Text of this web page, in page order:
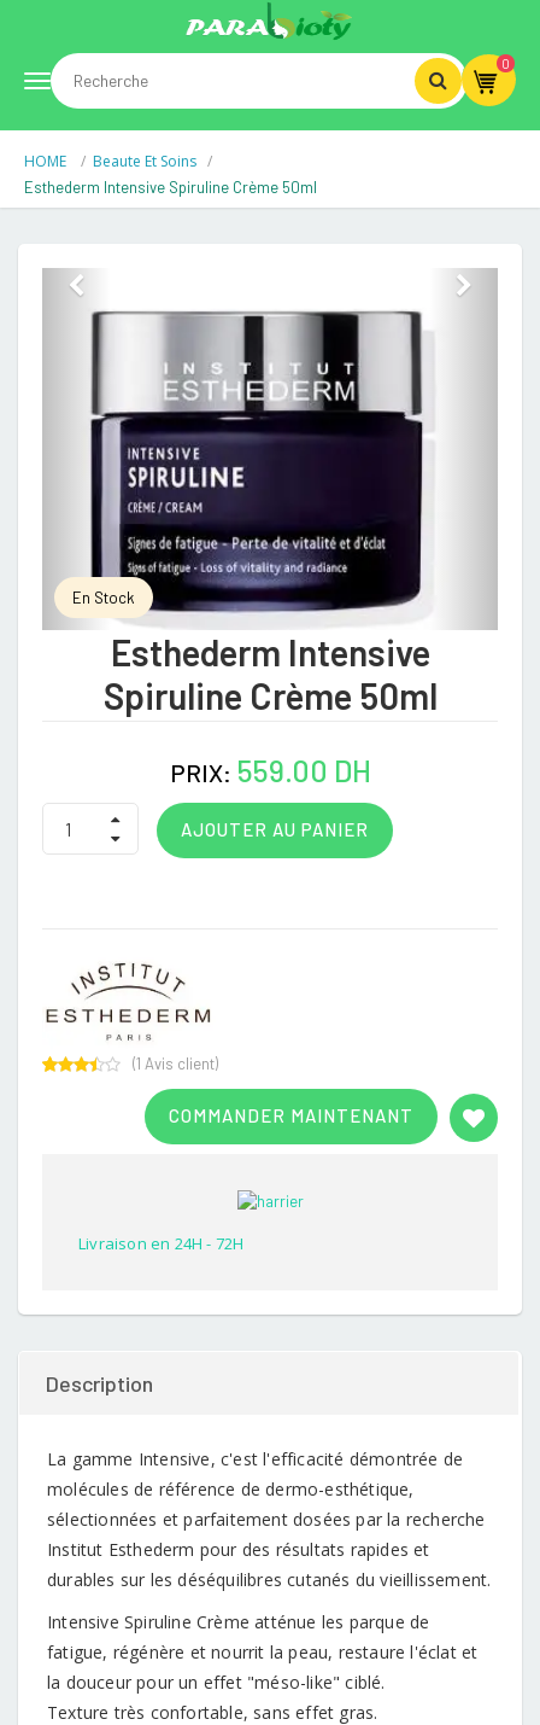
Toggle
navigation
0
HOME Beaute Et Soins
Esthederm Intensive Spiruline Crème 50ml
En Stock
Esthederm Intensive
Spiruline Crème 50ml
PRIX: 559.00 DH
AJOUTER AU PANIER
COMMANDER MAINTENANT
(1 Avis client)
Livraison en 24H - 72H
Description
La gamme Intensive, c'est l'efficacité démontrée de
molécules de référence de dermo-esthétique,
sélectionnées et parfaitement dosées par la recherche
Institut Esthederm pour des résultats rapides et
durables sur les déséquilibres cutanés du vieillissement.
Intensive Spiruline Crème atténue les parque de
fatigue, régénère et nourrit la peau, restaure l'éclat et
la douceur pour un effet "méso-like" ciblé.
Texture très confortable, sans effet gras.